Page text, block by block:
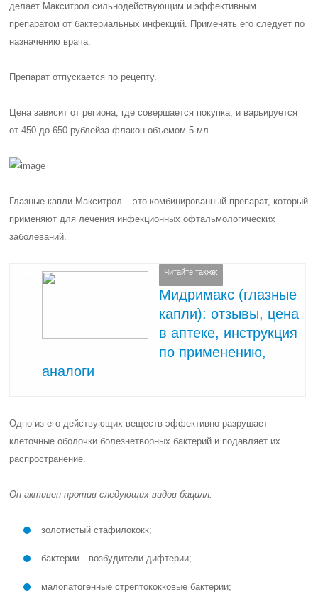
делает Макситрол сильнодействующим и эффективным
препаратом от бактериальных инфекций. Применять его следует по
назначению врача.
Препарат отпускается по рецепту.
Цена зависит от региона, где совершается покупка, и варьируется
от 450 до 650 рублейза флакон объемом 5 мл.
Глазные капли Макситрол – это комбинированный препарат, который
применяют для лечения инфекционных офтальмологических
заболеваний.
Читайте также:
Мидримакс (глазные
капли): отзывы, цена
в аптеке, инструкция
по применению,
аналоги
Одно из его действующих веществ эффективно разрушает
клеточные оболочки болезнетворных бактерий и подавляет их
распространение.
Он активен против следующих видов бацилл:
золотистый стафилококк;
бактерии—возбудители дифтерии;
малопатогенные стрептококковые бактерии;